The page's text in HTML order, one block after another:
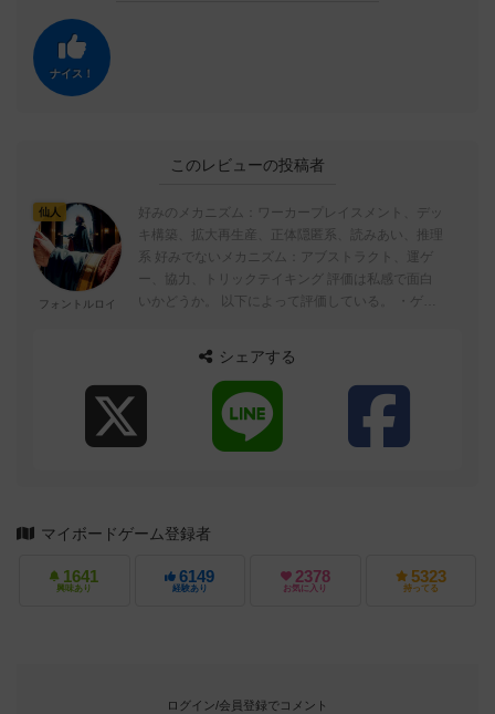
ナイス！
このレビューの投稿者
仙人
フォントルロイ
好みのメカニズム：ワーカープレイスメント、デッ
キ構築、拡大再生産、正体隠匿系、読みあい、推理
系 好みでないメカニズム：アブストラクト、運ゲ
ー、協力、トリックテイキング 評価は私感で面白
いかどうか。 以下によって評価している。 ・ゲー
シェアする
マイボードゲーム登録者
1641
興味あり
6149
経験あり
2378
お気に入り
5323
持ってる
ログイン/会員登録でコメント